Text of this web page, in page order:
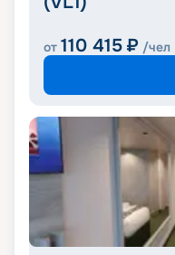
от 110 415 ₽ /чел